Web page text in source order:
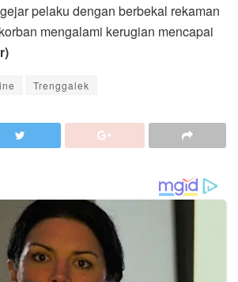
pelaku dengan berbekal rekaman
mengalami kerugian mencapai
Trenggalek